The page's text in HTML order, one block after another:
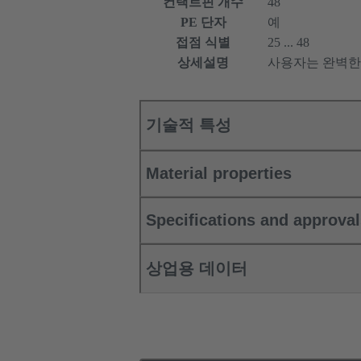
PE 단자
예
접점 식별
25 ... 48
상세설명
사용자는 완벽
기술적 특성
Material properties
Specifications and
상업용 데이터